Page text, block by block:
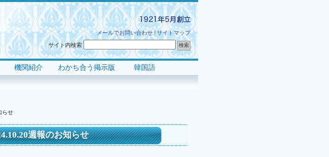
メールでお問い合わせ| サイトマップ
サイト内検索
機関紹介 わかち合う掲示版 韓国語
らせ
週報のお知らせ